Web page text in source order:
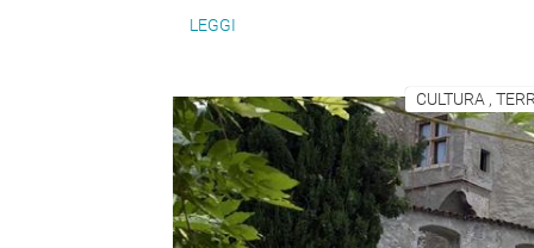
LEGGI
CULTURA ,